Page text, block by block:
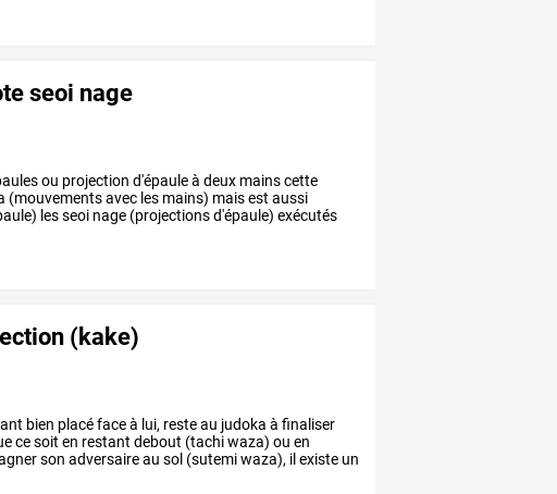
seoi nage
ou projection d'épauleà deux mainscette
(mouvementsavec les mains) maisest aussi
lesseoi nage (projectionsd'épaule) exécutés
(kake)
bien placéfaceà lui, resteau judoka à finaliser
cesoit en restant debout (tachiwaza) ou en
son adversaireau sol (sutemiwaza), il existe un